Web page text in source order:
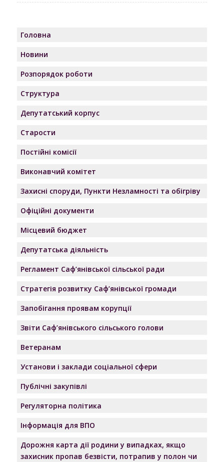
Головна
Новини
Розпорядок роботи
Структура
Депутатський корпус
Старости
Постійні комісії
Виконавчий комітет
Захисні споруди, Пункти Незламності та обігріву
Офіційні документи
Місцевий бюджет
Депутатська діяльність
Регламент Саф’янівської сільської ради
Стратегія розвитку Саф’янівської громади
Запобігання проявам корупції
Звіти Саф’янівського сільського голови
Ветеранам
Установи і заклади соціальної сфери
Публічні закупівлі
Регуляторна політика
Інформація для ВПО
Дорожня карта дії родини у випадках, якщо
захисник пропав безвісти, потрапив у полон чи